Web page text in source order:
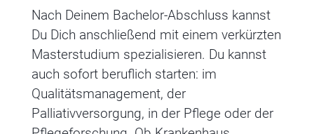
Nach Deinem Bachelor-Abschluss kannst
Du Dich anschließend mit einem verkürzten
Masterstudium spezialisieren. Du kannst
auch sofort beruflich starten: im
Qualitätsmanagement, der
Palliativversorgung, in der Pflege oder der